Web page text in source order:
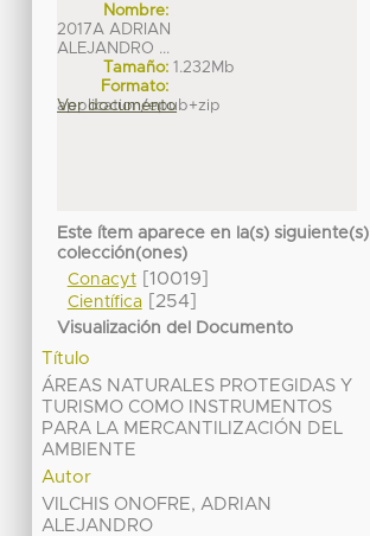
Nombre:
2017A ADRIAN
ALEJANDRO ...
Tamaño: 1.232Mb
Formato:
application/epub+zip
Ver documento
Este ítem aparece en la(s) siguiente(s)
colección(ones)
Conacyt[10019]
Científica[254]
Visualización del Documento
Título
ÁREAS NATURALES PROTEGIDAS Y
TURISMO COMO INSTRUMENTOS
PARA LA MERCANTILIZACIÓN DEL
AMBIENTE
Autor
VILCHIS ONOFRE, ADRIAN
ALEJANDRO